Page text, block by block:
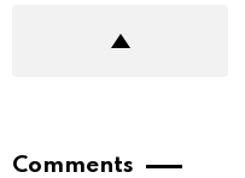
Comments